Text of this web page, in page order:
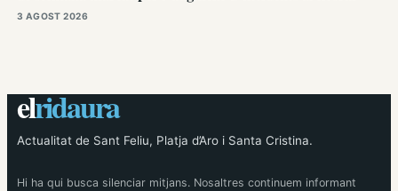
3 AGOST 2026
elridaura
Actualitat de Sant Feliu, Platja d’Aro i Santa Cristina.
Hi ha qui busca silenciar mitjans. Nosaltres continuem informant